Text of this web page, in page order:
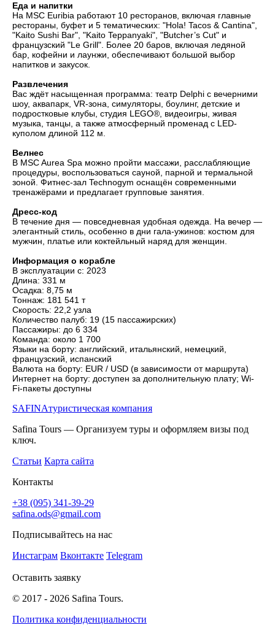
Еда и напитки
На MSC Euribia работают 10 ресторанов, включая главные
рестораны, буфет и 5 тематических: "Hola! Tacos & Cantina",
"Kaito Sushi Bar", "Kaito Teppanyaki", "Butcher’s Cut" и
французский "Le Grill". Более 20 баров, включая ледяной
бар, кофейни и лаунжи, обеспечивают большой выбор
напитков и закусок.
Развлечения
Вас ждёт насыщенная программа: театр Delphi с вечерними
шоу, аквапарк, VR-зона, симуляторы, боулинг, детские и
подростковые клубы, студия LEGO®, видеоигры, живая
музыка, танцы, а также атмосферный променад с LED-
куполом длиной 112 м.
Велнес
В MSC Aurea Spa можно пройти массажи, расслабляющие
процедуры, воспользоваться сауной, парной и термальной
зоной. Фитнес-зал Technogym оснащён современными
тренажёрами и предлагает групповые занятия.
Дресс-код
В течение дня — повседневная удобная одежда. На вечер —
элегантный стиль, особенно в дни гала-ужинов: костюм для
мужчин, платье или коктейльный наряд для женщин.
Информация о корабле
В эксплуатации с: 2023
Длина: 331 м
Осадка: 8,75 м
Тоннаж: 181 541 т
Скорость: 22,2 узла
Количество палуб: 19 (15 пассажирских)
Пассажиры: до 6 334
Команда: около 1 700
Языки на борту: английский, итальянский, немецкий,
французский, испанский
Валюта на борту: EUR / USD (в зависимости от маршрута)
Интернет на борту: доступен за дополнительную плату; Wi-
Fi-пакеты доступны
SAFINAтуристическая компания
Safina Tours — Организуем туры и оформляем визы под
ключ.
Статьи Карта сайта
Контакты
+38 (095) 341-39-29
safina.ods@gmail.com
Подписывайтесь на нас
Инстаграм Вконтакте Telegram
Оставить заявку
© 2017 - 2026 Safina Tours.
Политика конфиденциальности